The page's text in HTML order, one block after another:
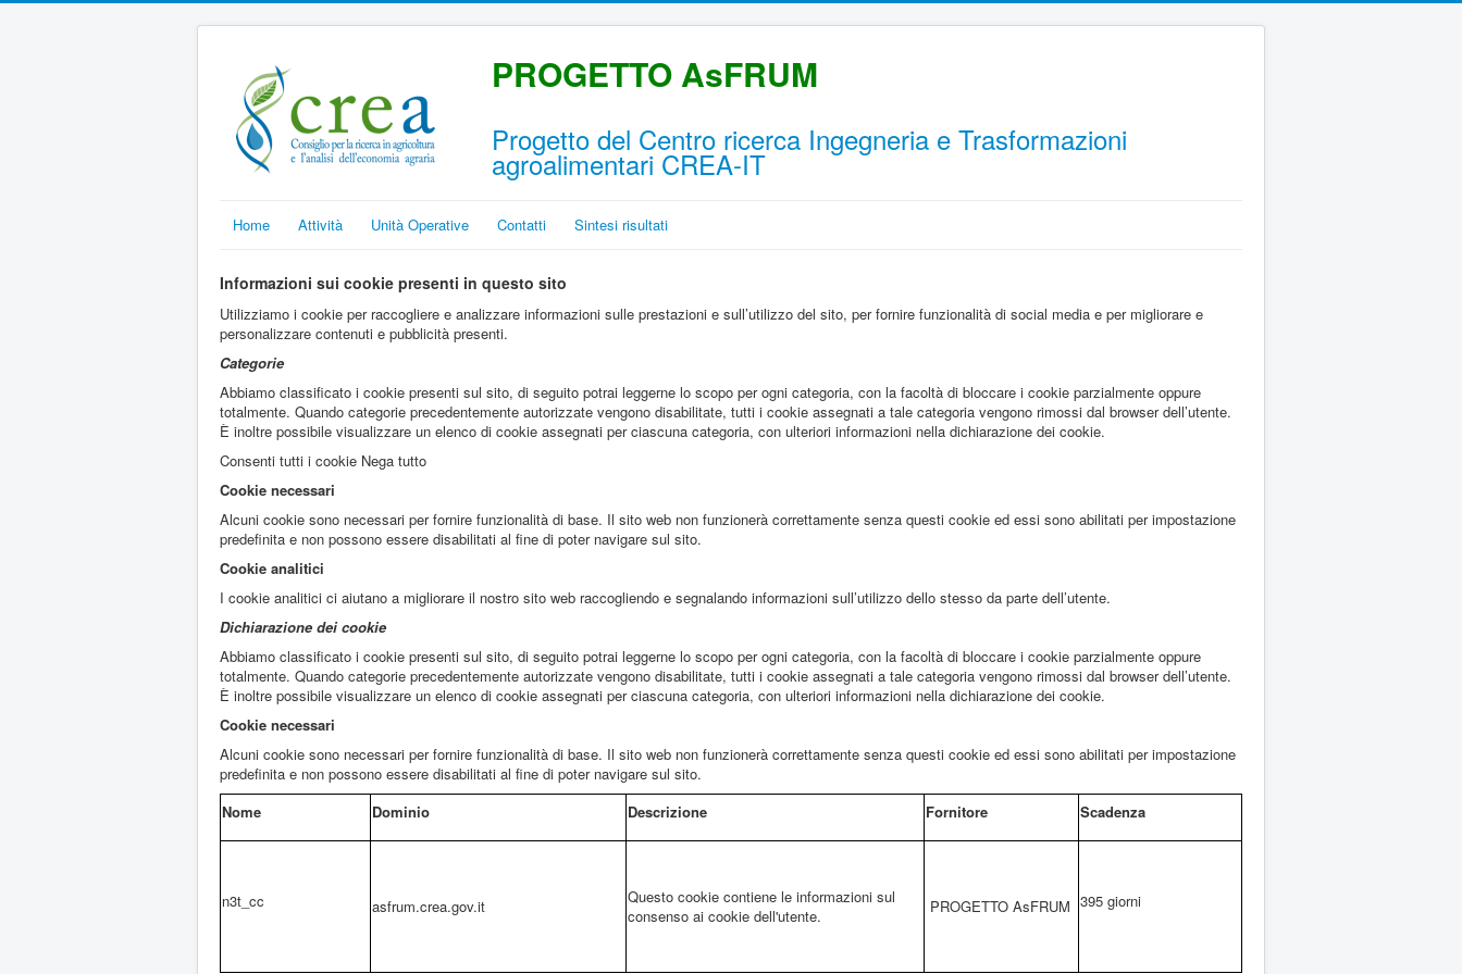
PROGETTO AsFRUM
Progetto del Centro ricerca Ingegneria e Trasformazioni
agroalimentari CREA-IT
Home Attività Unità Operative Contatti Sintesi risultati
Informazioni sui cookie presenti in questo sito
Utilizziamo i cookie per raccogliere e analizzare informazioni sulle prestazioni e sull’utilizzo del sito, per fornire funzionalità di social media e per migliorare e
personalizzare contenuti e pubblicità presenti.
Categorie
Abbiamo classificato i cookie presenti sul sito, di seguito potrai leggerne lo scopo per ogni categoria, con la facoltà di bloccare i cookie parzialmente oppure
totalmente. Quando categorie precedentemente autorizzate vengono disabilitate, tutti i cookie assegnati a tale categoria vengono rimossi dal browser dell’utente.
È inoltre possibile visualizzare un elenco di cookie assegnati per ciascuna categoria, con ulteriori informazioni nella dichiarazione dei cookie.
Consenti tutti i cookie Nega tutto
Cookie necessari
Alcuni cookie sono necessari per fornire funzionalità di base. Il sito web non funzionerà correttamente senza questi cookie ed essi sono abilitati per impostazione
predefinita e non possono essere disabilitati al fine di poter navigare sul sito.
Cookie analitici
I cookie analitici ci aiutano a migliorare il nostro sito web raccogliendo e segnalando informazioni sull’utilizzo dello stesso da parte dell’utente.
Dichiarazione dei cookie
Abbiamo classificato i cookie presenti sul sito, di seguito potrai leggerne lo scopo per ogni categoria, con la facoltà di bloccare i cookie parzialmente oppure
totalmente. Quando categorie precedentemente autorizzate vengono disabilitate, tutti i cookie assegnati a tale categoria vengono rimossi dal browser dell’utente.
È inoltre possibile visualizzare un elenco di cookie assegnati per ciascuna categoria, con ulteriori informazioni nella dichiarazione dei cookie.
Cookie necessari
Alcuni cookie sono necessari per fornire funzionalità di base. Il sito web non funzionerà correttamente senza questi cookie ed essi sono abilitati per impostazione
predefinita e non possono essere disabilitati al fine di poter navigare sul sito.
Nome
Dominio Descrizione Fornitore Scadenza
n3t_cc asfrum.crea.gov.it
Questo cookie contiene le informazioni sul
consenso ai cookie dell'utente.
PROGETTO AsFRUM 395 giorni